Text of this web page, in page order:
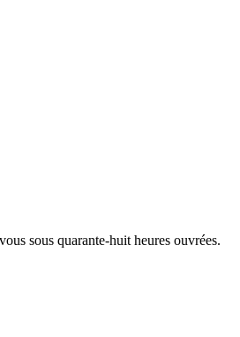
sous quarante-huit heures ouvrées.